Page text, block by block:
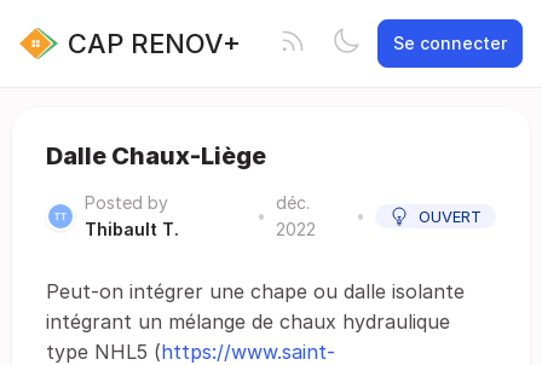
CAP RENOV+ Se connecter
Dalle Chaux-Liège
Posted by
Thibault T.
•
déc.
2022
• OUVERT
Peut-on intégrer une chape ou dalle isolante
intégrant un mélange de chaux hydraulique
type NHL5 (https://www.saint-